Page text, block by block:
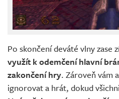
Po skončení deváté vlny zase
využít k odemčení hlavní
zakončení hry. Zároveň vám
ignorovat a hrát, dokud